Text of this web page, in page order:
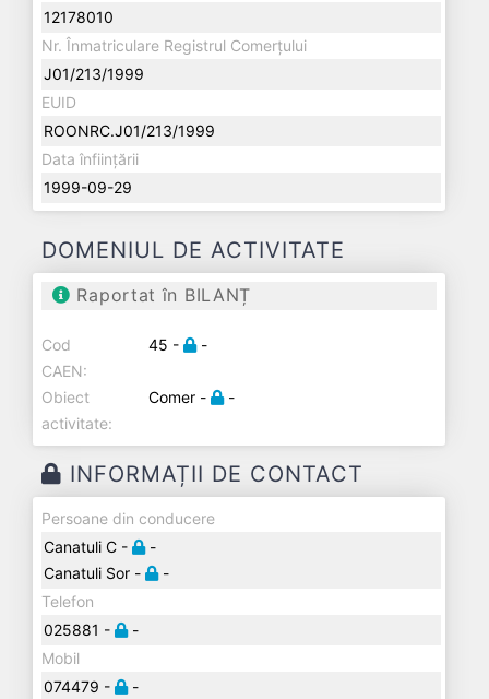
12178010
Nr. Înmatriculare Registrul Comerțului
J01/213/1999
EUID
ROONRC.J01/213/1999
Data înființării
1999-09-29
DOMENIUL DE ACTIVITATE
Raportat în BILANȚ
Cod
CAEN:
45 - -
Obiect
activitate:
Comer - -
INFORMAȚII DE CONTACT
Persoane din conducere
Canatuli C -
-
Canatuli Sor -
-
Telefon
025881 -
-
Mobil
074479 -
-